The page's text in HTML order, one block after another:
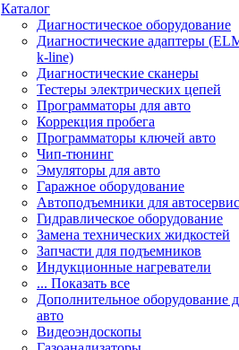
Каталог
Диагностическое оборудование
Диагностические адаптеры
k-line)
Диагностические сканеры
Тестеры электрических цепей
Программаторы для авто
Коррекция пробега
Программаторы ключей авто
Чип-тюнинг
Эмуляторы для авто
Гаражное оборудование
Автоподъемники для
Гидравлическое оборудование
Замена технических жидкостей
Запчасти для подъемников
Индукционные нагреватели
... Показать все
Дополнительное оборудование
авто
Видеоэндоскопы